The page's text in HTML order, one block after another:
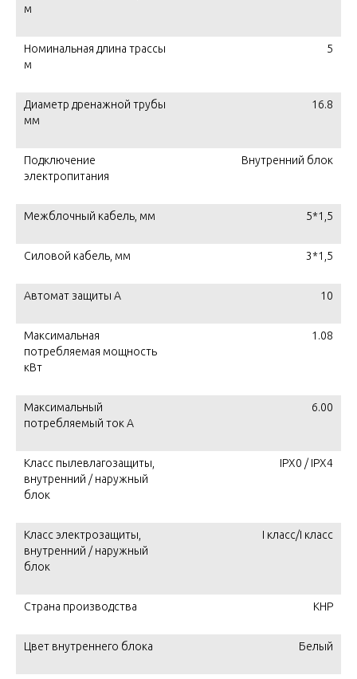
м
Номинальная длина трассы
м
5
Диаметр дренажной трубы
мм
16.8
Подключение
электропитания
Внутренний блок
Межблочный кабель, мм 5*1,5
Силовой кабель, мм 3*1,5
Автомат защиты А 10
Максимальная
потребляемая мощность
кВт
1.08
Максимальный
потребляемый ток А
6.00
Класс пылевлагозащиты,
внутренний / наружный
блок
IPX0 / IPX4
Класс электрозащиты,
внутренний / наружный
блок
I класс/I класс
Страна производства КНР
Цвет внутреннего блока Белый